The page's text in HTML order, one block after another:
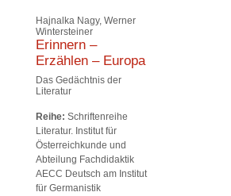
Hajnalka Nagy, Werner
Wintersteiner
Erinnern –
Erzählen – Europa
Das Gedächtnis der
Literatur
Reihe: Schriftenreihe
Literatur. Institut für
Österreichkunde und
Abteilung Fachdidaktik
AECC Deutsch am Institut
für Germanistik